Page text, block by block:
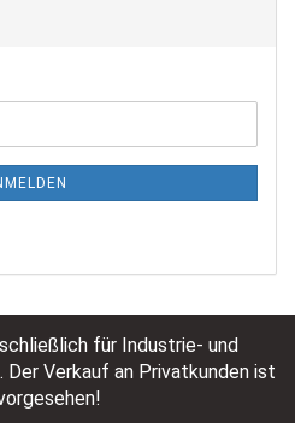
für Industrie- und
Verkauf an Privatkunden ist